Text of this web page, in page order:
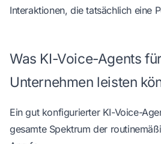
Interaktionen, die tatsächlich eine
Was KI-Voice-Agents
Unternehmen leisten
Ein gut konfigurierter KI-Voice-
gesamte Spektrum der